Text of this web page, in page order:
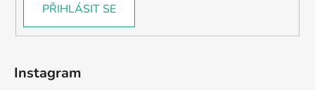
PŘIHLÁSIT SE
Instagram